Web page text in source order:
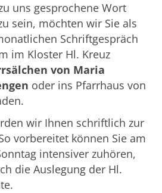
uns gesprochene Wort
sein, möchten wir Sie als
Schriftgespräch
im Kloster Hl. Kreuz
von Maria
oder ins Pfarrhaus von
wir Ihnen schriftlich zur
vorbereitet können Sie am
intensiver zuhören,
die Auslegung der Hl.